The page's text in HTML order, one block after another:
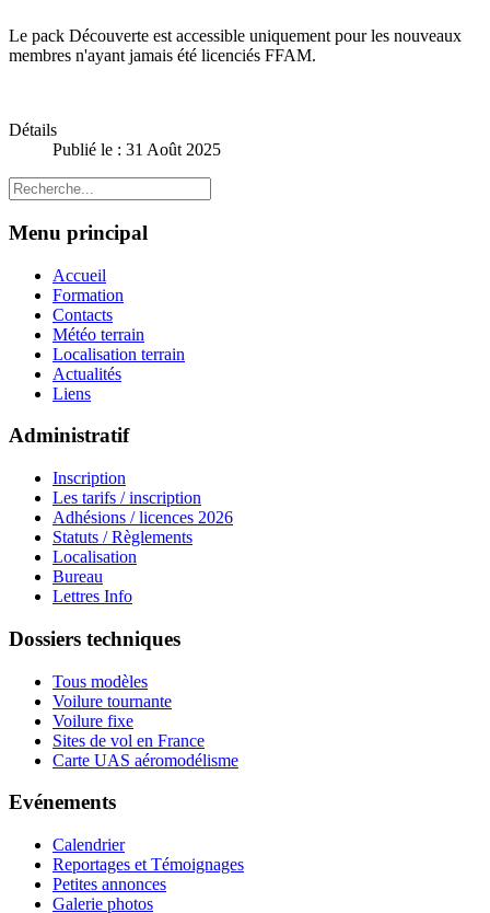
Le pack Découverte est accessible uniquement pour les nouveaux
membres n'ayant jamais été licenciés FFAM.
Détails
Publié le : 31 Août 2025
Menu principal
Accueil
Formation
Contacts
Météo terrain
Localisation terrain
Actualités
Liens
Administratif
Inscription
Les tarifs / inscription
Adhésions / licences 2026
Statuts / Règlements
Localisation
Bureau
Lettres Info
Dossiers techniques
Tous modèles
Voilure tournante
Voilure fixe
Sites de vol en France
Carte UAS aéromodélisme
Evénements
Calendrier
Reportages et Témoignages
Petites annonces
Galerie photos